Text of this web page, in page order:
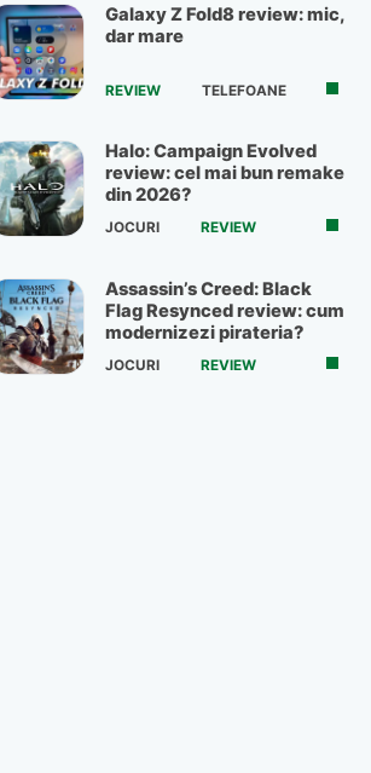
Galaxy Z Fold8 review: mic,
dar mare
REVIEW TELEFOANE
Halo: Campaign Evolved
review: cel mai bun remake
din 2026?
JOCURI REVIEW
Assassin’s Creed: Black
Flag Resynced review: cum
modernizezi pirateria?
JOCURI REVIEW